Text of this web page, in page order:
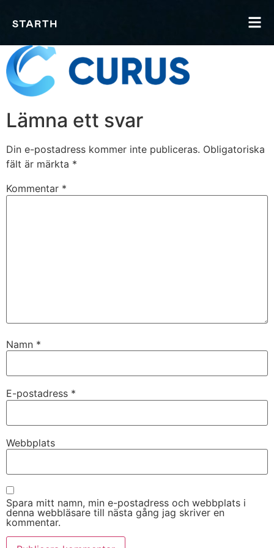
Lämna ett svar
Din e-postadress kommer inte publiceras. Obligatoriska
fält är märkta *
Kommentar *
Namn *
E-postadress *
Webbplats
Spara mitt namn, min e-postadress och webbplats i
denna webbläsare till nästa gång jag skriver en
kommentar.